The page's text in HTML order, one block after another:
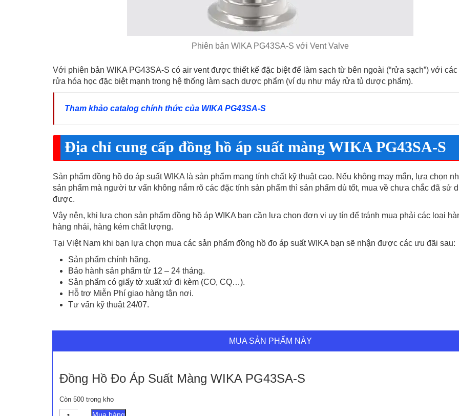
Phiên bản WIKA PG43SA-S với Vent Valve
Với phiên bản WIKA PG43SA-S có air vent được thiết kế đặc biệt để làm sạch từ bên ngoài (“rửa sạch”) với các
rửa hóa học đặc biệt mạnh trong hệ thống làm sạch dược phẩm (ví dụ như máy rửa tủ dược phẩm).
Tham khảo catalog chính thức của WIKA PG43SA-S
Địa chỉ cung cấp đồng hồ áp suất màng WIKA PG43SA-S
Sản phẩm đồng hồ đo áp suất WIKA là sản phẩm mang tính chất kỹ thuật cao. Nếu không may mắn, lựa chọn
sản phẩm mà người tư vấn không nắm rõ các đặc tính sản phẩm thì sản phẩm dù tốt, mua về chưa chắc đã sử
được.
Vậy nên, khi lựa chọn sản phẩm đồng hồ áp WIKA bạn cần lựa chọn đơn vị uy tín để tránh mua phải các loại
hàng nhái, hàng kém chất lượng.
Tại Việt Nam khi bạn lựa chọn mua các sản phẩm đồng hồ đo áp suất WIKA bạn sẽ nhận được các ưu đãi sau:
Sản phẩm chính hãng.
Bảo hành sản phẩm từ 12 – 24 tháng.
Sản phẩm có giấy tờ xuất xứ đi kèm (CO, CQ…).
Hỗ trợ Miễn Phí giao hàng tận nơi.
Tư vấn kỹ thuật 24/07.
MUA SẢN PHẨM NÀY
Đồng Hồ Đo Áp Suất Màng WIKA PG43SA-S
Còn 500 trong kho
Đồng